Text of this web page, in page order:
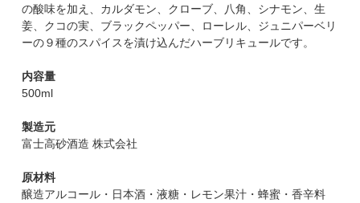
の酸味を加え、カルダモン、クローブ、八角、シナモン、生
姜、クコの実、ブラックペッパー、ローレル、ジュニパーベリ
ーの９種のスパイスを漬け込んだハーブリキュールです。
内容量
500ml
製造元
富士高砂酒造 株式会社
原材料
醸造アルコール・日本酒・液糖・レモン果汁・蜂蜜・香辛料